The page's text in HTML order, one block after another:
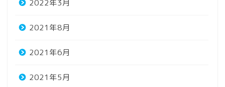
2022年3月
2021年8月
2021年6月
2021年5月